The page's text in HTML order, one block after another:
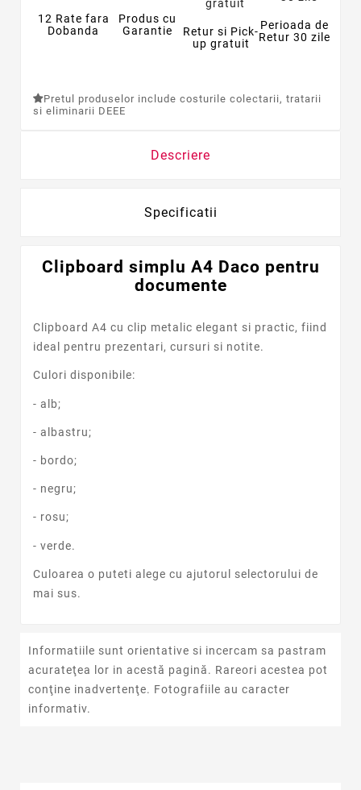
12 Rate fara
Dobanda
Produs cu
Garantie
Retur si Pick-
up gratuit
Perioada de
Retur 30 zile
Pretul produselor include costurile colectarii, tratarii
si eliminarii DEEE
Descriere
Specificatii
Clipboard simplu A4 Daco pentru
documente
Clipboard A4 cu clip metalic elegant si practic, fiind
ideal pentru prezentari, cursuri si notite.
Culori disponibile:
- alb;
- albastru;
- bordo;
- negru;
- rosu;
- verde.
Culoarea o puteti alege cu ajutorul selectorului de
mai sus.
Informatiile sunt orientative si incercam sa pastram
acurateţea lor in acestă pagină. Rareori acestea pot
conţine inadvertenţe. Fotografiile au caracter
informativ.